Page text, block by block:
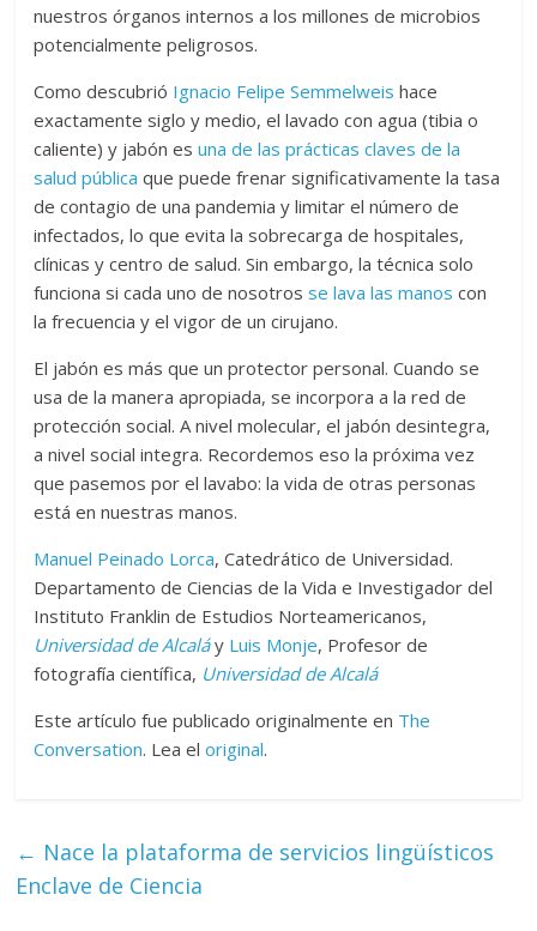
nuestros órganos internos a los millones de microbios
potencialmente peligrosos.
Como descubrió Ignacio Felipe Semmelweis hace
exactamente siglo y medio, el lavado con agua (tibia o
caliente) y jabón esuna de las prácticas claves de la
salud pública que puede frenar significativamente la tasa
de contagio de una pandemia y limitar el número de
infectados, lo que evita la sobrecarga de hospitales,
clínicas y centro de salud. Sin embargo, la técnica solo
funciona si cada uno de nosotrosse lava las manos con
la frecuencia y el vigor de un cirujano.
El jabón es más que un protector personal. Cuando se
usa de la manera apropiada, se incorpora a la red de
protección social. A nivel molecular, el jabón desintegra,
a nivel social integra. Recordemos eso la próxima vez
que pasemos por el lavabo: la vida de otras personas
está en nuestras manos.
Manuel Peinado Lorca, Catedrático de Universidad.
Departamento de Ciencias de la Vida e Investigador del
Instituto Franklin de Estudios Norteamericanos,
Universidad de Alcaláy Luis Monje, Profesor de
fotografía científica, Universidad de Alcalá
Este artículo fue publicado originalmente en The
Conversation. Lea eloriginal.
← Nace la plataforma de servicios lingüísticos
Enclave de Ciencia